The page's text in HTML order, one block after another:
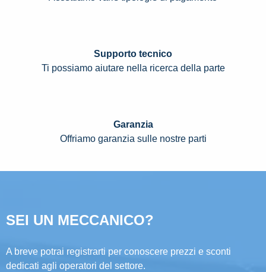
Supporto tecnico
Ti possiamo aiutare nella ricerca della parte
Garanzia
Offriamo garanzia sulle nostre parti
SEI UN MECCANICO?
A breve potrai registrarti per conoscere prezzi e sconti
dedicati agli operatori del settore.